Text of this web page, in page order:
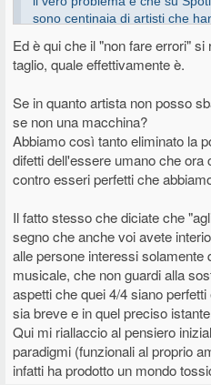
sono centinaia di artisti che
non esistono e il 90% degli
Spotify è un'altra di quelle
brodaglia AI di cui parli sono riusciti
la musica caricata sui loro server
artificiale. L'hanno deciso
e tondo che la musica caricata
Alcuni ipotizzano che il fine ultimo
completamente gli artisti umani
con la musica generata
molto meno mentre gli utenti sono
dei prezzi degli abbonamenti.
complottistica, però non mi stupirei
Spotify stesse accarezzando
perfettamente fattibile, gli
sono già in funzione.
Ed è qui che il "non fare errori"
taglio, quale effettivamente è.
Se in quanto artista non posso
se non una macchina?
Abbiamo così tanto eliminato la
difetti dell'essere umano che
contro esseri perfetti che
Il fatto stesso che diciate che
segno che anche voi avete
alle persone interessi solamente
musicale, che non guardi alla
aspetti che quei 4/4 siano
sia breve e in quel preciso
Qui mi riallaccio al pensiero
paradigmi (funzionali al proprio
infatti ha prodotto un mondo